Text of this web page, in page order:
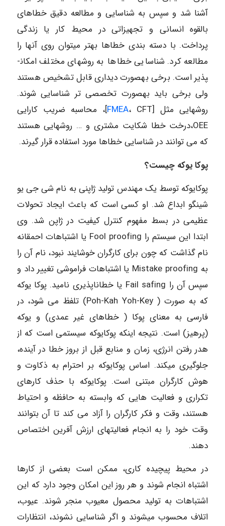
آشنا شد و سپس به شناسایی و مطالعه دقیق خطاهای
بالقوه انسانی و تجهیزاتی در محیط کار یا زندگی
پرداخت. با دسته بندی خطاها بهتر میتوان روی آنها را
مطالعه کرد. شناسایی خطاها به روش­های مختلف امکان­
پذیر است. برخی به­صورت دیداری قابل تشخیص هستند
ولی برخی باید به­صورت تخصصی تر شناسایی شوند.
روش­هایی مثل [
FMEA، CFT]، محاسبه ضریب کارایی
OEE،درخت خطا شکایت مشتری و … روش­هایی هستند
که می توانند در شناسایی خطاها مورد استفاده قرار گیرند.
پوکا یوکه چیست؟
پوکایوکه توسط یک مهندس تولید ژاپنی به نام شی جی یو
شینگو ابداع شد. او کسی است که باعث ایجاد تحولات
عظیمی در بسط مفهوم کنترل کیفیت در ژاپن شد. وی
ابتدا این سیستم را Fool proofing یا اشتباهات احمقانه
نام گذاشت که چون برای کارگران خوشایند نبود، نام آن را
به Mistake proofing یا اشتباهات فراموشی تغییر داد و
سپس آن را Fail safing یا خطاناپذیری نامید. پوکا یوکه
که به ­صورت ( Poh-Kah Yoh-Key) تلفظ می­ شود، در
فارسی به معنای پوکا ( خطاهای غیر عمدی) و یوکه
(پرهیز) است. نتیجه این­که پوکایوکه سیستمی است که از
هدر رفتن انرژی، زمان و منابع قبل از بروز خطا در آینده،
جلوگیری می­کند. اساس پوکایوکه بر احترام به ذکاوت و
هوش کارگران مبتنی است. پوکایوکه با حذف کارهای
تکراری و فعالیت­ هایی که وابسته به حافظه و احتیاط
هستند، وقت و فکر کارگران را آزاد می­ کند تا آن بتوانند
وقت خود را به انجام فعالیت­های ارزش آفرین اختصاص
دهند.
در محیط پیچیده کاری، ممکن است بعضی از کارها
اشتباه انجام شوند و هر روز این امکان وجود دارد که این
اشتباهات به تولید محصول معیوب منجر شوند. عیوب،
‌اتلاف محسوب می­شوند و اگر شناسایی نشوند، ‌انتظارات